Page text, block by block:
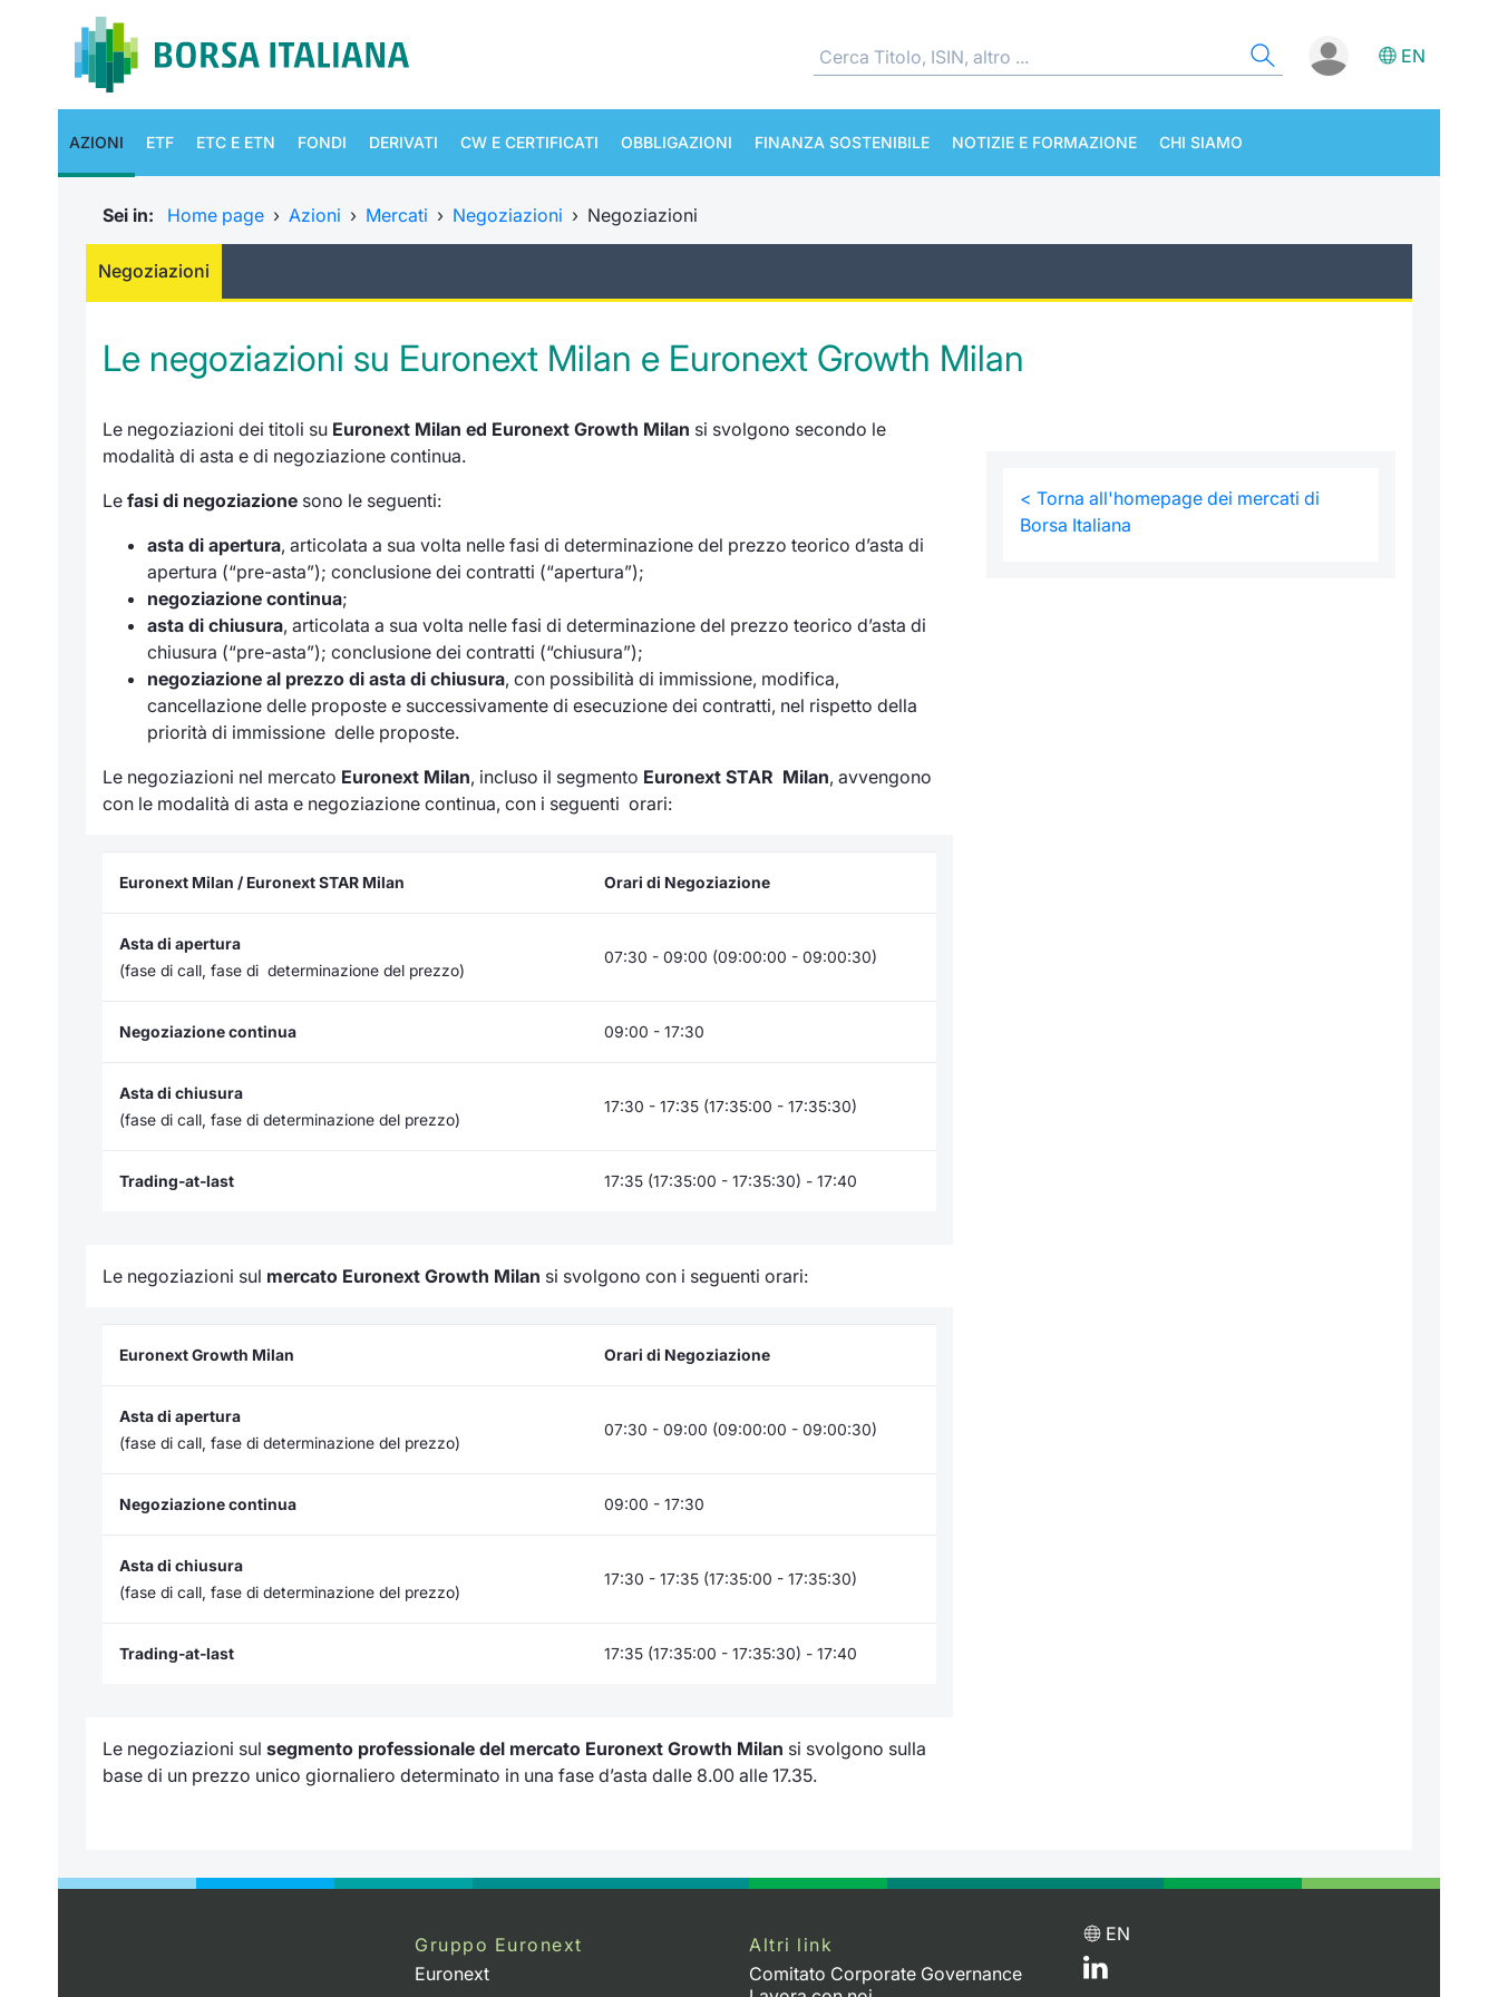
EN
AZIONI ETF ETC E ETN FONDI DERIVATI CW E CERTIFICATI OBBLIGAZIONI FINANZA SOSTENIBILE NOTIZIE E FORMAZIONE CHI SIAMO
Sei in: Home page › Azioni › Mercati › Negoziazioni › Negoziazioni
Negoziazioni
Le negoziazioni su Euronext Milan e Euronext Growth Milan
Le negoziazioni dei titoli su Euronext Milan ed Euronext Growth Milan si svolgono secondo le
modalità di asta e di negoziazione continua.
Le fasi di negoziazione sono le seguenti:
asta di apertura, articolata a sua volta nelle fasi di determinazione del prezzo teorico d’asta di
apertura (“pre-asta”); conclusione dei contratti (“apertura”);
negoziazione continua;
asta di chiusura, articolata a sua volta nelle fasi di determinazione del prezzo teorico d’asta di
chiusura (“pre-asta”); conclusione dei contratti (“chiusura”);
negoziazione al prezzo di asta di chiusura, con possibilità di immissione, modifica,
cancellazione delle proposte e successivamente di esecuzione dei contratti, nel rispetto della
priorità di immissione delle proposte.
Le negoziazioni nel mercato Euronext Milan, incluso il segmento Euronext STAR Milan, avvengono
con le modalità di asta e negoziazione continua, con i seguenti orari:
Euronext Milan / Euronext STAR Milan Orari di Negoziazione
Asta di apertura
(fase di call, fase di determinazione del prezzo)
07:30 - 09:00 (09:00:00 - 09:00:30)
Negoziazione continua 09:00 - 17:30
Asta di chiusura
(fase di call, fase di determinazione del prezzo)
17:30 - 17:35 (17:35:00 - 17:35:30)
Trading-at-last 17:35 (17:35:00 - 17:35:30) - 17:40
Le negoziazioni sul mercato Euronext Growth Milan si svolgono con i seguenti orari:
Euronext Growth Milan Orari di Negoziazione
Asta di apertura
(fase di call, fase di determinazione del prezzo)
07:30 - 09:00 (09:00:00 - 09:00:30)
Negoziazione continua 09:00 - 17:30
Asta di chiusura
(fase di call, fase di determinazione del prezzo)
17:30 - 17:35 (17:35:00 - 17:35:30)
Trading-at-last 17:35 (17:35:00 - 17:35:30) - 17:40
Le negoziazioni sul segmento professionale del mercato Euronext Growth Milan si svolgono sulla
base di un prezzo unico giornaliero determinato in una fase d’asta dalle 8.00 alle 17.35.
< Torna all'homepage dei mercati di
Borsa Italiana
Gruppo Euronext
Euronext
Altri link
Comitato Corporate Governance
EN